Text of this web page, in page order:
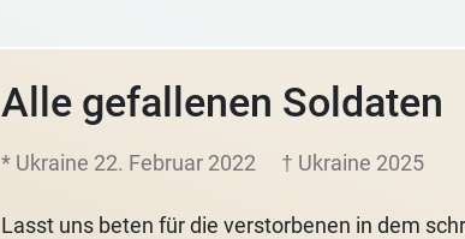
Alle gefallenen Soldaten
* Ukraine 22. Februar 2022 † Ukraine 2025
Lasst uns beten für die verstorbenen in dem